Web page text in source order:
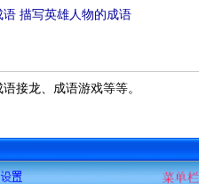
语 描写英雄人物的成语
接龙、成语游戏等等。